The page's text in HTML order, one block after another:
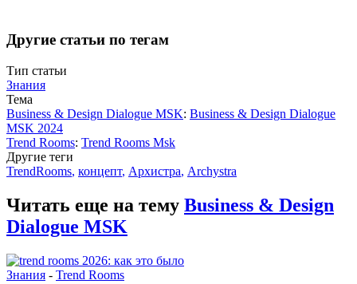
Другие статьи по тегам
Тип статьи
Знания
Тема
Business & Design Dialogue MSK: Business & Design Dialogue
MSK 2024
Trend Rooms: Trend Rooms Msk
Другие теги
TrendRooms, концепт, Архистра, Archystra
Читать еще на тему Business & Design
Dialogue MSK
Знания - Trend Rooms